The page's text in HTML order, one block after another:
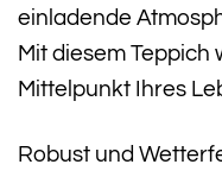
einladende
Mit diesem
Mittelpunkt Ihres
Robust und